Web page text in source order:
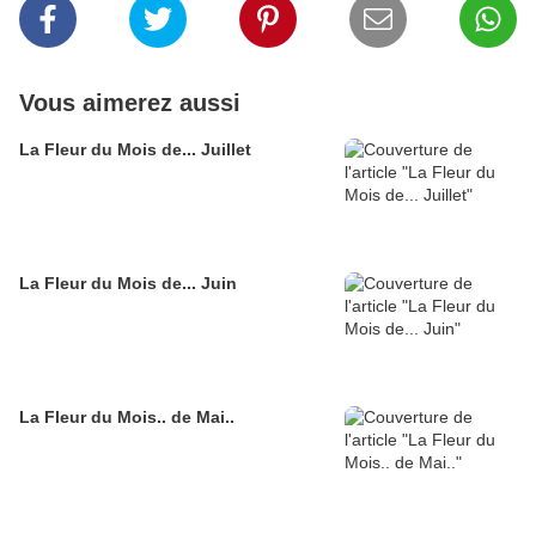
Vous aimerez aussi
La Fleur du Mois de... Juillet
La Fleur du Mois de... Juin
La Fleur du Mois.. de Mai..